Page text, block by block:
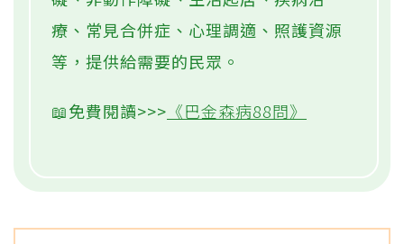
療、常見合併症、心理調適、照護資源
等，提供給需要的民眾。
📖免費閱讀>>> 《巴金森病88問》